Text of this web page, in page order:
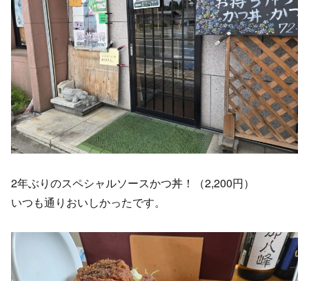
2年ぶりのスペシャルソースかつ丼！（2,200円）
いつも通りおいしかったです。